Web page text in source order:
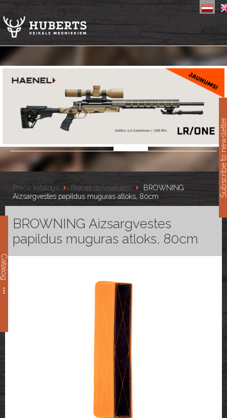
Catalog
Preču katalogs Preces dzīvniekiem
BROWNING
Aizsargvestes papildus muguras atloks, 80cm
BROWNING Aizsargvestes
papildus muguras atloks, 80cm
Subscribe